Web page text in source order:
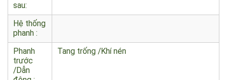
I/II/III/IV:
Lốp
trước /
sau:
Hệ thống
phanh :